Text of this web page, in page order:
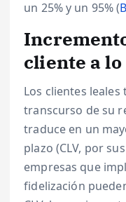
un 25% y un 95% (
cliente a
Los clientes
transcurso de su
traduce en un
plazo (CLV, por
empresas que
fidelización